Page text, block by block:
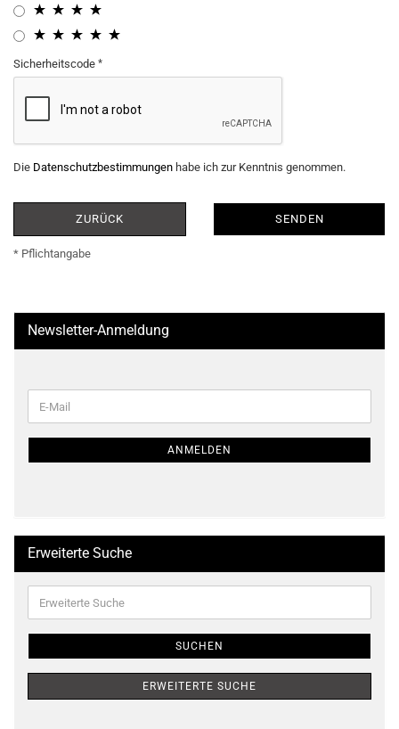
Sicherheitscode
Die Datenschutzbestimmungen habe ich zur Kenntnis genommen.
ZURÜCK SENDEN
* Pflichtangabe
Newsletter-Anmeldung
ZUR
E-
Mail
ANMELDEN
Erweiterte Suche
Suche
SUCHEN
ERWEITERTE SUCHE